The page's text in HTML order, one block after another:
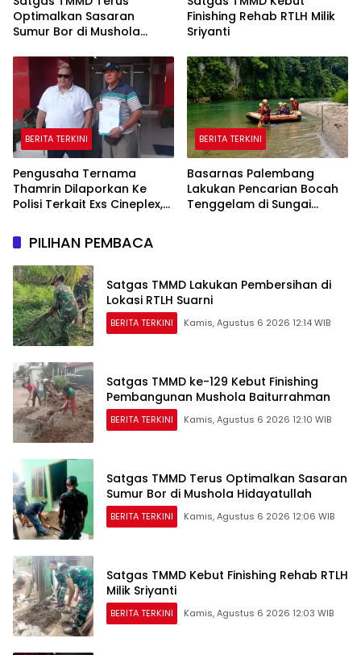
Optimalkan Sasaran
Sumur Bor di Mushola
Finishing Rehab RTLH Milik
Sriyanti
BERITA TERKINI
Pengusaha Ternama
Thamrin Dilaporkan Ke
Polisi Terkait Exs Cineplex,
Kedepannya
BERITA TERKINI
Basarnas Palembang
Lakukan Pencarian Bocah
Tenggelam di Sungai
PILIHAN PEMBACA
Satgas TMMD Lakukan Pembersihan di
Lokasi RTLH Suarni
BERITA TERKINI Kamis, Agustus 6 2026 12:14 WIB
Satgas TMMD ke-129 Kebut Finishing
Pembangunan Mushola Baiturrahman
BERITA TERKINI Kamis, Agustus 6 2026 12:10 WIB
Satgas TMMD Terus Optimalkan Sasaran
Sumur Bor di Mushola Hidayatullah
BERITA TERKINI Kamis, Agustus 6 2026 12:06 WIB
Satgas TMMD Kebut Finishing Rehab RTLH
Milik Sriyanti
BERITA TERKINI Kamis, Agustus 6 2026 12:03 WIB